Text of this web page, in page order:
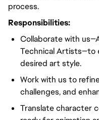
process.
Responsibilities:
Collaborate with
Technical Artists—to
desired art style.
Work with us to
challenges, and
Translate character